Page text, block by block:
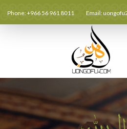
Phone: +966 56 961 8011 Email: